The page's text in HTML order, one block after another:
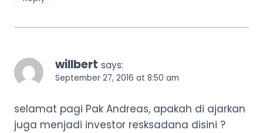
willbert says:
September 27, 2016 at 8:50 am
selamat pagi Pak Andreas, apakah di ajarkan
juga menjadi investor resksadana disini ?